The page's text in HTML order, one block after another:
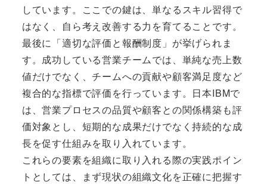
しています。ここでの鍵は、単なるスキル習得で
はなく、自ら考え改善する力を育てることです。
最後に「適切な評価と報酬制度」が挙げられま
す。成功している営業チームでは、単純な売上数
値だけでなく、チームへの貢献や顧客満足度など
複合的な指標で評価を行っています。日本IBMで
は、営業プロセスの品質や顧客との関係構築も評
価対象とし、短期的な成果だけでなく持続的な成
長を促す仕組みを取り入れています。
これらの要素を組織に取り入れる際の実践ポイン
トとしては、まず現状の組織文化を正確に把握す